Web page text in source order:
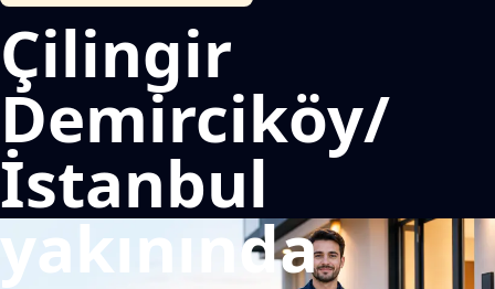
Çilingir
Demirciköy/
İstanbul
yakınında